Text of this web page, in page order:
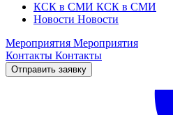
КСК в СМИ КСК в СМИ
Новости Новости
Мероприятия Мероприятия
Контакты Контакты
Отправить заявку